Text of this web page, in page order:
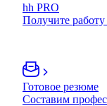
hh PRO
Получите
Готовое резюме
Составим